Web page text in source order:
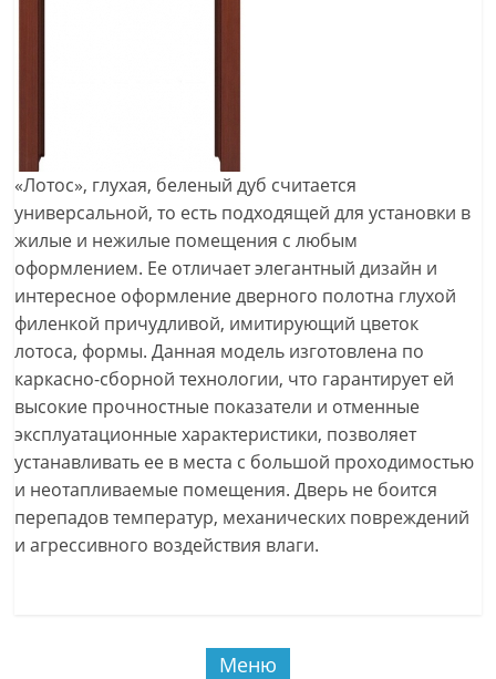
«Лотос», глухая, беленый дуб считается
универсальной, то есть подходящей для установки в
жилые и нежилые помещения с любым
оформлением. Ее отличает элегантный дизайн и
интересное оформление дверного полотна глухой
филенкой причудливой, имитирующий цветок
лотоса, формы. Данная модель изготовлена по
каркасно-сборной технологии, что гарантирует ей
высокие прочностные показатели и отменные
эксплуатационные характеристики, позволяет
устанавливать ее в места с большой проходимостью
и неотапливаемые помещения. Дверь не боится
перепадов температур, механических повреждений
и агрессивного воздействия влаги.
Меню